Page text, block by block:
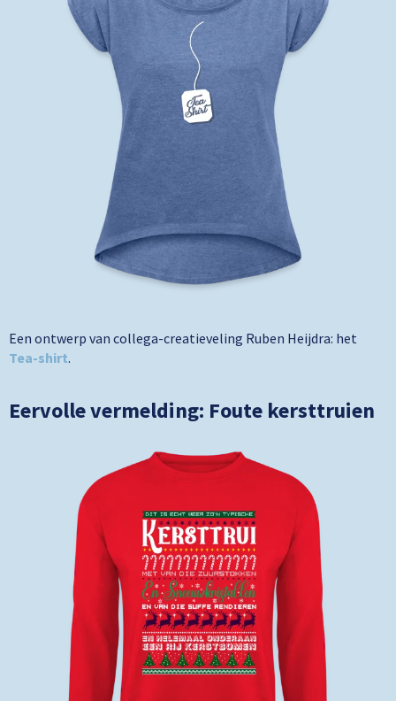
Een ontwerp van collega-creatieveling Ruben Heijdra: het
Tea-shirt.
Eervolle vermelding: Foute kersttruien